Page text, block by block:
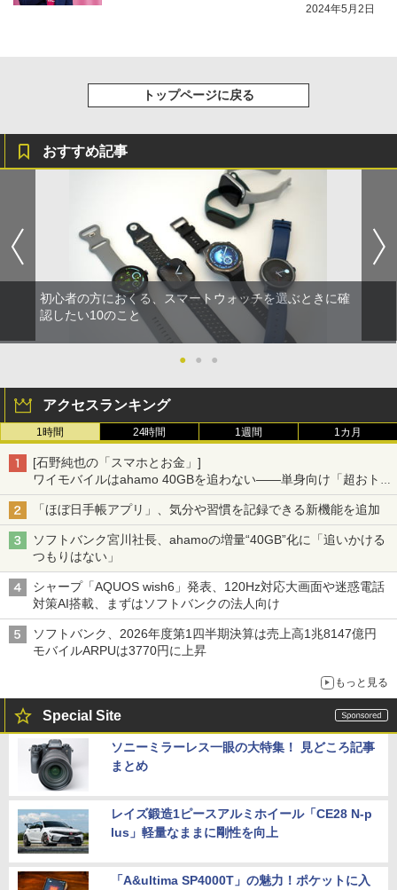
2024年5月2日
トップページに戻る
おすすめ記事
初心者の方におくる、スマートウォッチを選ぶときに確
認したい10のこと
● ● ●
アクセスランキング
1時間 24時間 1週間 1カ月
[石野純也の「スマホとお金」]
ワイモバイルはahamo 40GBを追わない――単身向け「超おトク
割」の安さと1年限定の注意点
「ほぼ日手帳アプリ」、気分や習慣を記録できる新機能を追加
ソフトバンク宮川社長、ahamoの増量“40GB”化に「追いかける
つもりはない」
シャープ「AQUOS wish6」発表、120Hz対応大画面や迷惑電話
対策AI搭載、まずはソフトバンクの法人向け
ソフトバンク、2026年度第1四半期決算は売上高1兆8147億円
モバイルARPUは3770円に上昇
もっと見る
Special Site
ソニーミラーレス一眼の大特集！ 見どころ記事
まとめ
レイズ鍛造1ピースアルミホイール「CE28 N-p
lus」軽量なままに剛性を向上
「A&ultima SP4000T」の魅力！ポケットに入